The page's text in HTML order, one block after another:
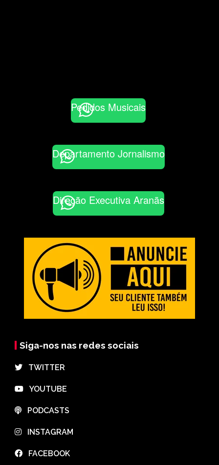
Pedidos Musicais
Departamento Jornalismo
Direção Executiva Aranãs
Siga-nos nas redes sociais
⠀TWITTER
⠀YOUTUBE
⠀PODCASTS
⠀INSTAGRAM
⠀FACEBOOK